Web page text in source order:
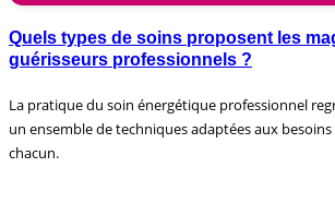
Quels types de soins proposent les
guérisseurs professionnels ?
La pratique du soin énergétique professionnel
un ensemble de techniques adaptées aux besoins
chacun.